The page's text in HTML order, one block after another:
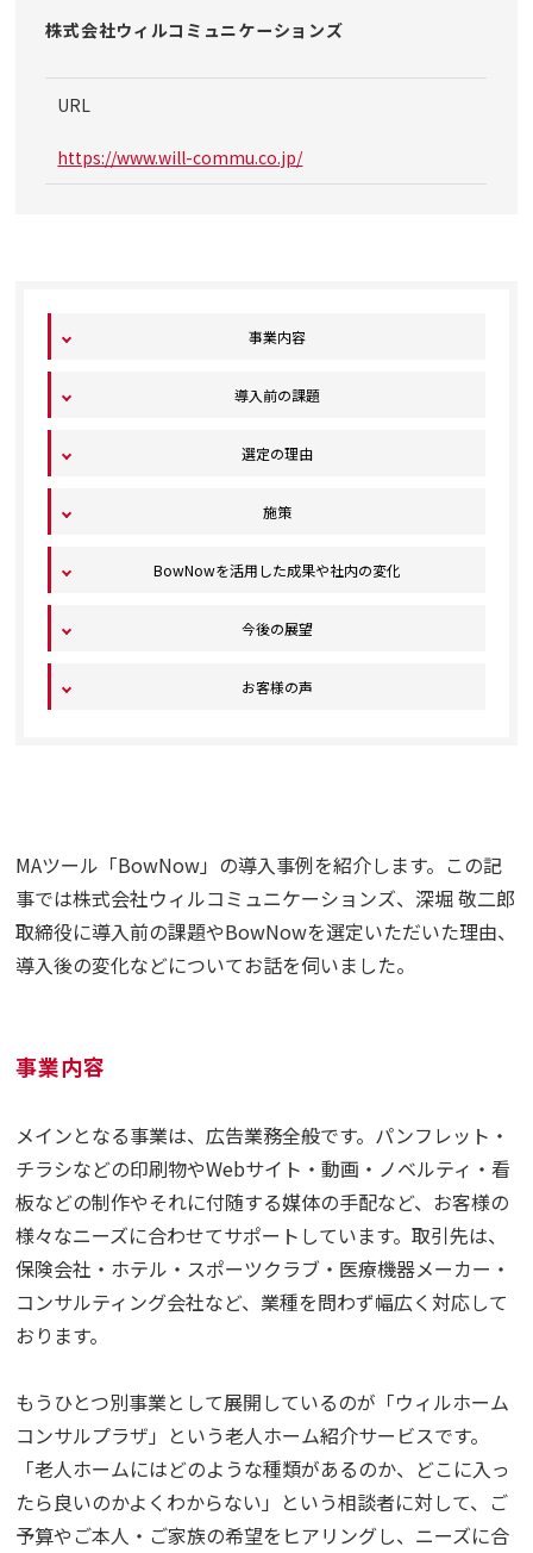
株式会社ウィルコミュニケーションズ
URL
https://www.will-commu.co.jp/
事業内容
導入前の課題
選定の理由
施策
BowNowを活用した成果や社内の変化
今後の展望
お客様の声
MAツール「BowNow」の導入事例を紹介します。この記
事では株式会社ウィルコミュニケーションズ、深堀 敬二郎
取締役に導入前の課題やBowNowを選定いただいた理由、
導入後の変化などについてお話を伺いました。
事業内容
メインとなる事業は、広告業務全般です。パンフレット・
チラシなどの印刷物やWebサイト・動画・ノベルティ・看
板などの制作やそれに付随する媒体の手配など、お客様の
様々なニーズに合わせてサポートしています。取引先は、
保険会社・ホテル・スポーツクラブ・医療機器メーカー・
コンサルティング会社など、業種を問わず幅広く対応して
おります。
もうひとつ別事業として展開しているのが「ウィルホーム
コンサルプラザ」という老人ホーム紹介サービスです。
「老人ホームにはどのような種類があるのか、どこに入っ
たら良いのかよくわからない」という相談者に対して、ご
予算やご本人・ご家族の希望をヒアリングし、ニーズに合